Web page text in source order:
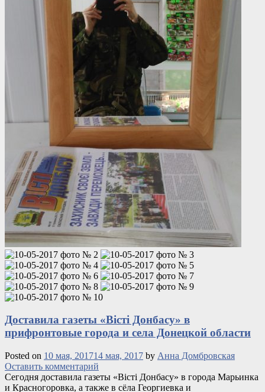
Доставила газеты «Вісті Донбасу» в
прифронтовые города и села Донецкой области
Posted on 10 мая, 201714 мая, 2017 by Анна Домбровская
Оставить комментарий
Сегодня доставила газеты «Вісті Донбасу» в города Марьинка
и Красногоровка, а также в сёла Георгиевка и